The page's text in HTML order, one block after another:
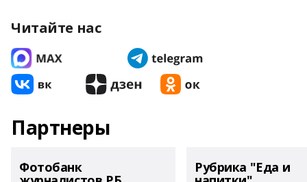
Читайте нас
Партнеры
Фотобанк Рубрика "Еда и